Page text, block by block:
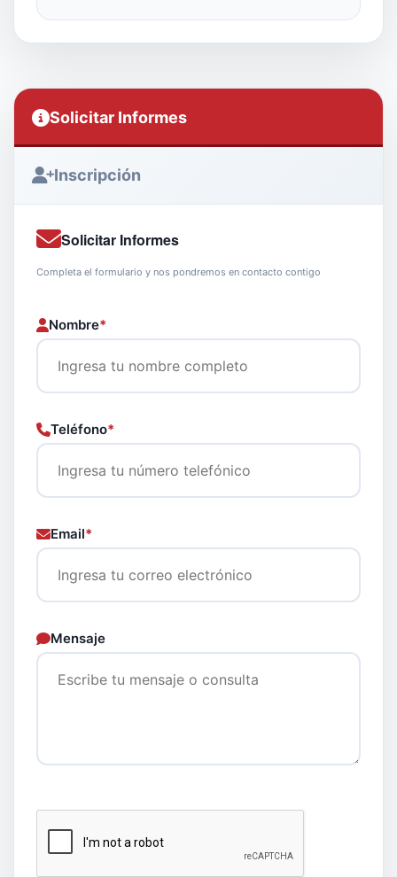
Solicitar Informes
Inscripción
Solicitar Informes
Completa el formulario y nos pondremos en contacto contigo
Nombre*
Teléfono*
Email*
Mensaje